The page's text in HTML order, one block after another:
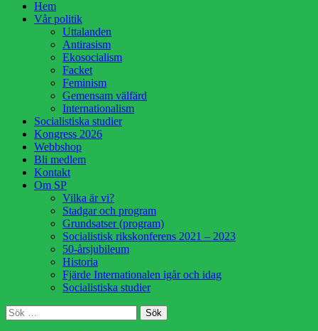
HoppaHem
Vår politik
Uttalanden
Antirasism
Ekosocialism
Facket
Feminism
Gemensam välfärd
Internationalism
Socialistiska studier
Kongress 2026
Webbshop
Bli medlem
Kontakt
Om SP
Vilka är vi?
Stadgar och program
Grundsatser (program)
Socialistisk rikskonferens 2021 – 2023
50-årsjubileum
Historia
Fjärde Internationalen igår och idag
Socialistiska studier
Sök
Sök
efter: